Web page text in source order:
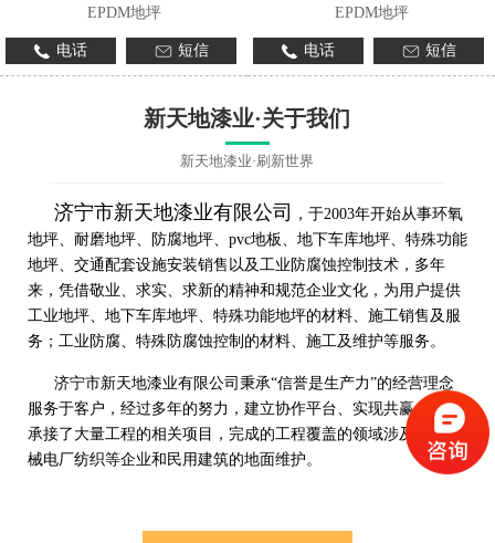
EPDM地坪
电话 短信
EPDM地坪
电话 短信
新天地漆业·关于我们
新天地漆业·刷新世界
济宁市新天地漆业有限公司
，于2003年开始从事环氧
地坪、耐磨地坪、防腐地坪、pvc地板、地下车库地坪、特殊功能
地坪、交通配套设施安装销售以及工业防腐蚀控制技术，多年
来，凭借敬业、求实、求新的精神和规范企业文化，为用户提供
工业地坪、地下车库地坪、特殊功能地坪的材料、施工销售及服
务；工业防腐、特殊防腐蚀控制的材料、施工及维护等服务。
济宁市新天地漆业有限公司秉承“信誉是生产力”的经营理念
服务于客户，经过多年的努力，建立协作平台、实现共赢，先后
承接了大量工程的相关项目，完成的工程覆盖的领域涉及工程机
械电厂纺织等企业和民用建筑的地面维护。